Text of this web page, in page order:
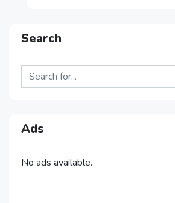
Search
Ads
No ads available.